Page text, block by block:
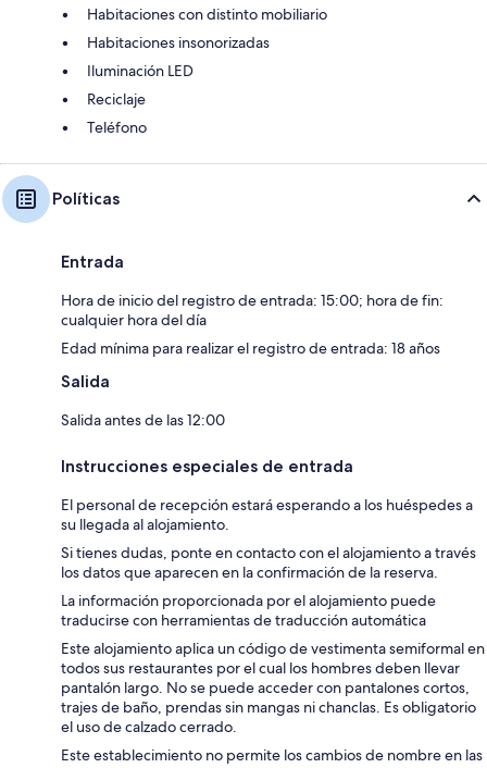
Habitaciones con distinto mobiliario
Habitaciones insonorizadas
Iluminación LED
Reciclaje
Teléfono
Políticas
Entrada
Hora de inicio del registro de entrada: 15:00; hora de fin:
cualquier hora del día
Edad mínima para realizar el registro de entrada: 18 años
Salida
Salida antes de las 12:00
Instrucciones especiales de entrada
El personal de recepción estará esperando a los huéspedes a
su llegada al alojamiento.
Si tienes dudas, ponte en contacto con el alojamiento a través
los datos que aparecen en la confirmación de la reserva.
La información proporcionada por el alojamiento puede
traducirse con herramientas de traducción automática
Este alojamiento aplica un código de vestimenta semiformal en
todos sus restaurantes por el cual los hombres deben llevar
pantalón largo. No se puede acceder con pantalones cortos,
trajes de baño, prendas sin mangas ni chanclas. Es obligatorio
el uso de calzado cerrado.
Este establecimiento no permite los cambios de nombre en las